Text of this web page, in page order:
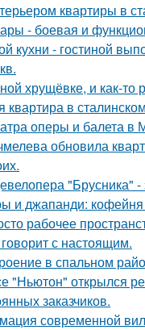
квартиры в
- боевая и
кухни - гостиной
хрущёвке, и как-то
квартира в
оперы и балета в
обновила
"Брусника"
и джапанди:
рабочее
с настоящим.
в спальном
"Ньютон" открылся
заказчиков.
современной